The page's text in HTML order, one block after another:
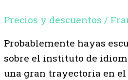
Precios y descuentos /
Probablemente hayas
sobre el instituto de
una gran trayectoria en el